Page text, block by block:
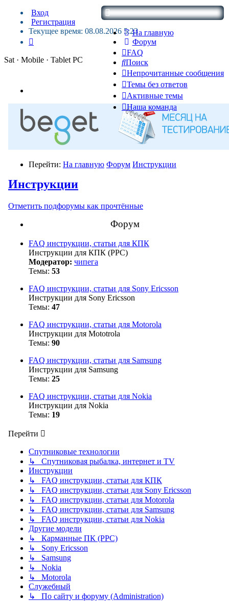
На главную
Форум
FAQ
Поиск
Непрочитанные сообщения
Темы без ответов
Активные темы
Наша команда
Вход
Регистрация
Текущее время: 08.08.2026 5:23
Sat · Mobile · Tablet PC
Перейти: На главную Форум Инструкции
Инструкции
Отметить подфорумы как прочтённые
Форум
FAQ инструкции, статьи для КПК
Инструкции для КПК (PPC)
Модератор: чипега
Темы: 53
FAQ инструкции, статьи для Sony Ericsson
Инструкции для Sony Ericsson
Темы: 47
FAQ инструкции, статьи для Motorola
Инструкции для Mototrola
Темы: 90
FAQ инструкции, статьи для Samsung
Инструкции для Samsung
Темы: 25
FAQ инструкции, статьи для Nokia
Инструкции для Nokia
Темы: 19
Перейти
Спутниковые технологии
↳ Спутниковая рыбалка, интернет и TV
Инструкции
↳ FAQ инструкции, статьи для КПК
↳ FAQ инструкции, статьи для Sony Ericsson
↳ FAQ инструкции, статьи для Motorola
↳ FAQ инструкции, статьи для Samsung
↳ FAQ инструкции, статьи для Nokia
Другие модели
↳ Карманные ПК (PPC)
↳ Sony Ericsson
↳ Samsung
↳ Nokia
↳ Motorola
Служебный
↳ По сайту и форуму (Administration)